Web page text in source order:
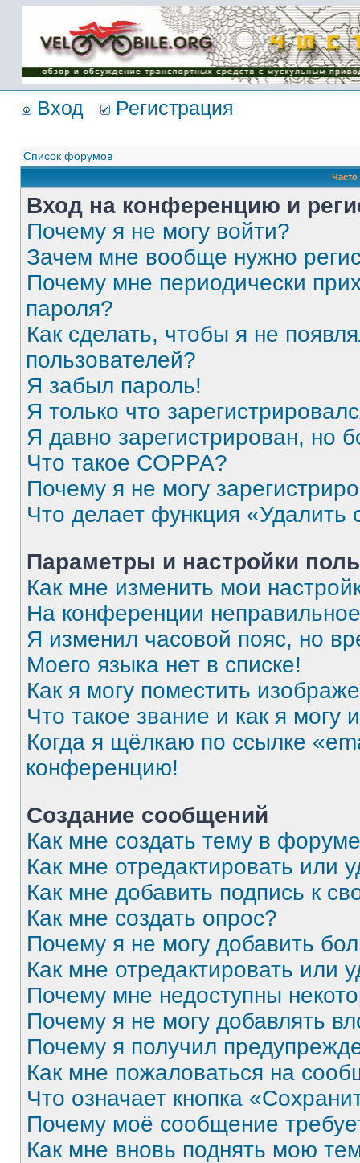
Имя пользователя:
Пароль:
{ LOG_ME_IN_SHORT
}
Вход Регистрация
Список форумов
Вход на конференцию и
Почему я не могу войти?
Зачем мне вообще нужно
Почему мне периодически
пароля?
Как сделать, чтобы я не
пользователей?
Я забыл пароль!
Я только что
Я давно зарегистрирован, но
Что такое COPPA?
Почему я не могу
Что делает функция
Параметры и настройки
Как мне изменить мои
На конференции
Я изменил часовой пояс, но
Моего языка нет в списке!
Как я могу поместить
Что такое звание и как я могу
Когда я щёлкаю по ссылке
конференцию!
Создание сообщений
Как мне создать тему в
Как мне отредактировать или
Как мне добавить подпись к
Как мне создать опрос?
Почему я не могу добавить
Как мне отредактировать или
Почему мне недоступны
Почему я не могу добавлять
Почему я получил
Как мне пожаловаться на
Что означает кнопка
Почему моё сообщение
Как мне вновь поднять мою